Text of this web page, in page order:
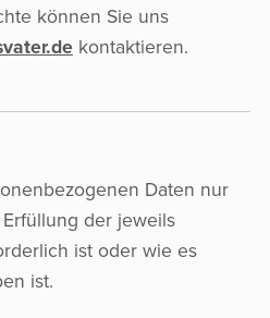
können Sie uns
kontaktieren.
Daten nur
der jeweils
ist oder wie es
ist.